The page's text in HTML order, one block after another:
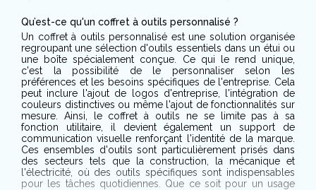
Qu’est-ce qu'un coffret à outils personnalisé ?
Un coffret à outils personnalisé est une solution organisée
regroupant une sélection d'outils essentiels dans un étui ou
une boîte spécialement conçue. Ce qui le rend unique,
c'est la possibilité de le personnaliser selon les
préférences et les besoins spécifiques de l'entreprise. Cela
peut inclure l'ajout de logos d'entreprise, l'intégration de
couleurs distinctives ou même l'ajout de fonctionnalités sur
mesure. Ainsi, le coffret à outils ne se limite pas à sa
fonction utilitaire, il devient également un support de
communication visuelle renforçant l'identité de la marque.
Ces ensembles d'outils sont particulièrement prisés dans
des secteurs tels que la construction, la mécanique et
l'électricité, où des outils spécifiques sont indispensables
pour les tâches quotidiennes. Que ce soit pour un usage